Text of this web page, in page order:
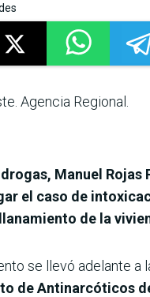
Agencia Regional.
Manuel
el caso de
de la
se llevó adelante a
de Antinarcóticos